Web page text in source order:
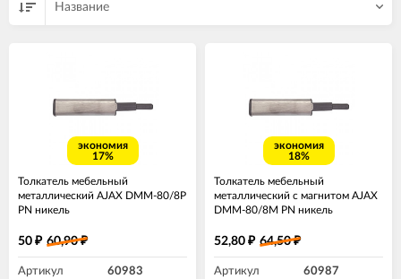
Название
экономия
17%
Толкатель мебельный
металлический AJAX DMM-80/8P
PN никель
50 ₽ 60,90₽
Артикул 60983
экономия
18%
Толкатель мебельный
металлический с магнитом AJAX
DMM-80/8M PN никель
52,80 ₽ 64,50₽
Артикул 60987